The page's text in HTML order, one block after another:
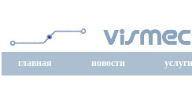
главная новости услуги